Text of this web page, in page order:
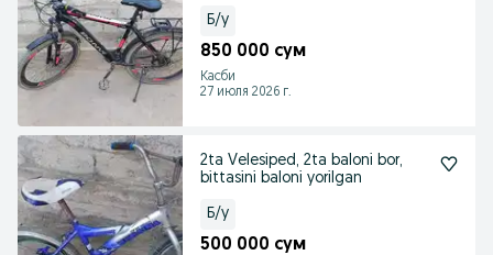
Б/у
850 000 сум
Касби
27 июля 2026 г.
2ta Velesiped, 2ta baloni bor,
bittasini baloni yorilgan
Б/у
500 000 сум